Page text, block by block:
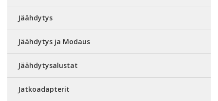
Jäähdytys
Jäähdytys ja Modaus
Jäähdytysalustat
Jatkoadapterit